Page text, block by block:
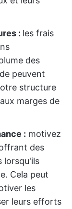
: les frais
des
peuvent
structure
marges de
: motivez
des
lorsqu'ils
Cela peut
les
leurs efforts